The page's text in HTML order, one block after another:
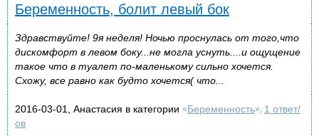
Беременность, болит левый бок
Здравствуйте! 9я неделя! Ночью проснулась от того,что
дискомфорт в левом боку...не могла уснуть....и ощущение
такое что в туалет по-маленькому сильно хочется.
Схожу, все равно как будто хочется( что...
2016-03-01, Анастасия в категории «Беременность», 1 ответ/
ов